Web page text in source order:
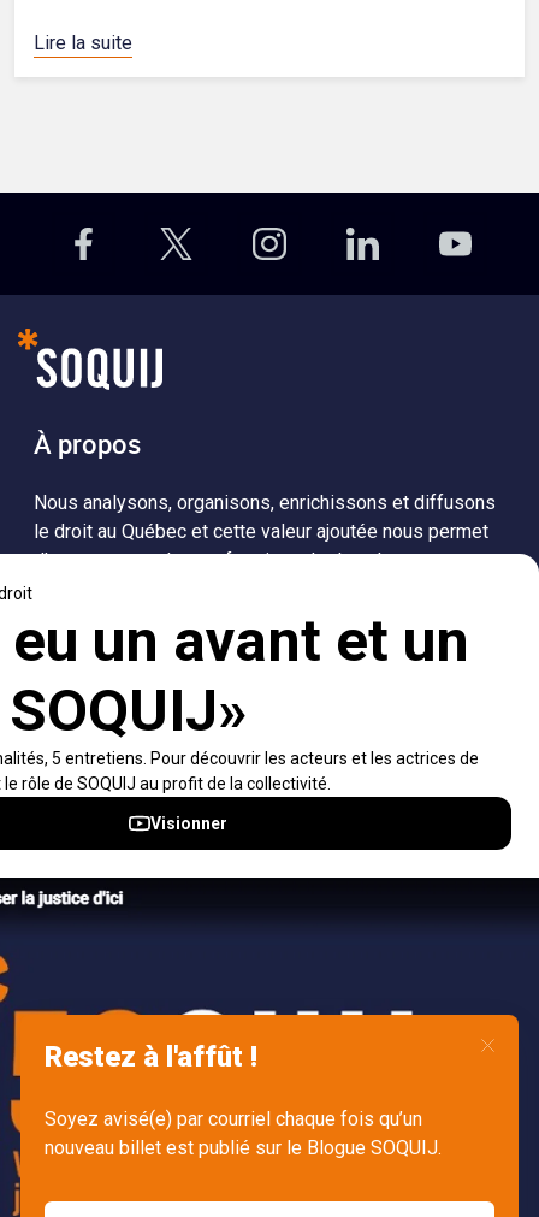
Lire la suite
À propos
Nous analysons, organisons, enrichissons et diffusons
le droit au Québec et cette valeur ajoutée nous permet
d’accompagner les professionnels dans leurs
population dans sa compréhension du droit.
Accès rapides
À propos
Nétiquette
Notifications et fils RSS
Accès à l’information
© 2026 Société québécoise d'information juridique (SOQUIJ) - Tous